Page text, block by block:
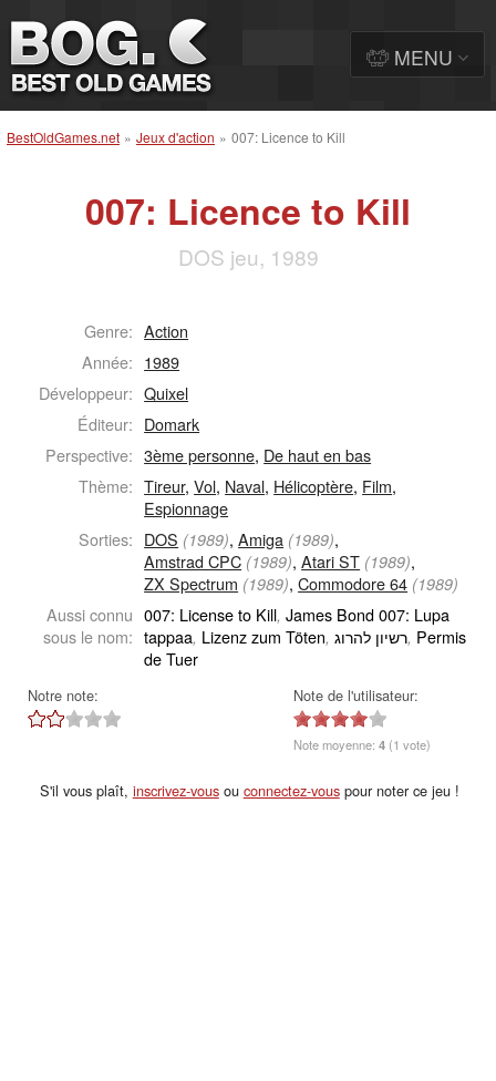
BestOldGames.net » Jeux d'action » 007: Licence to Kill
007: Licence to Kill
DOS jeu, 1989
Genre: Action
Année: 1989
Développeur: Quixel
Éditeur: Domark
Perspective: 3ème personne, De haut en bas
Thème: Tireur,Vol, Naval, Hélicoptère, Film,
Espionnage
Sorties: DOS (1989),Amiga (1989),
Amstrad CPC (1989),Atari ST (1989),
ZX Spectrum (1989),Commodore 64 (1989)
Aussi connu
sous le nom:
007: License to Kill, James Bond 007: Lupa
tappaa, Lizenz zum Töten, רשיון להרוג, Permis
de Tuer
Notre note: Note de l'utilisateur:
Note moyenne:4 (1 vote)
S'il vous plaît, inscrivez-vousou connectez-vouspour noter ce jeu !
MENU